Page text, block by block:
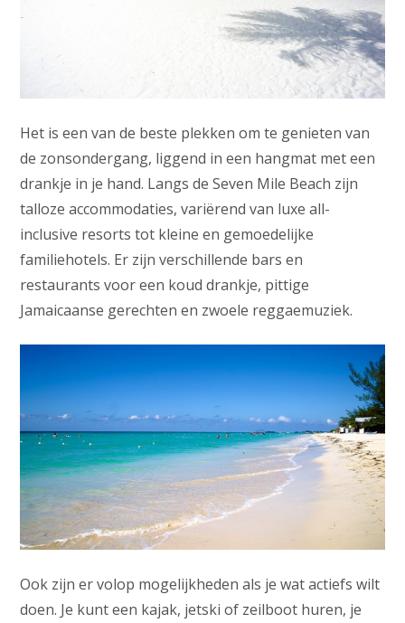
Het is een van de beste plekken om te genieten van
de zonsondergang, liggend in een hangmat met een
drankje in je hand. Langs de Seven Mile Beach zijn
talloze accommodaties, variërend van luxe all-
inclusive resorts tot kleine en gemoedelijke
familiehotels. Er zijn verschillende bars en
restaurants voor een koud drankje, pittige
Jamaicaanse gerechten en zwoele reggaemuziek.
Ook zijn er volop mogelijkheden als je wat actiefs wilt
doen. Je kunt een kajak, jetski of zeilboot huren, je